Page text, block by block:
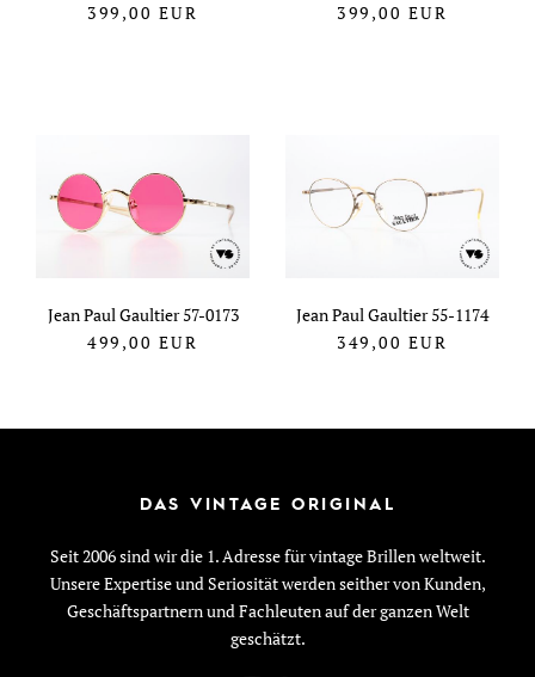
399,00 EUR
399,00 EUR
Jean Paul Gaultier 57-0173
499,00 EUR
Jean Paul Gaultier 55-1174
349,00 EUR
DAS VINTAGE ORIGINAL
Seit 2006 sind wir die 1. Adresse für vintage Brillen weltweit.
Unsere Expertise und Seriosität werden seither von Kunden,
Geschäftspartnern und Fachleuten auf der ganzen Welt
geschätzt.